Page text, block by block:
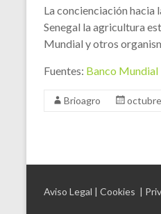
La concienciación hacia
Senegal la agricultura
Mundial y otros
Fuentes: Banco Mundial
Brioagro
Aviso Legal | Cookies |